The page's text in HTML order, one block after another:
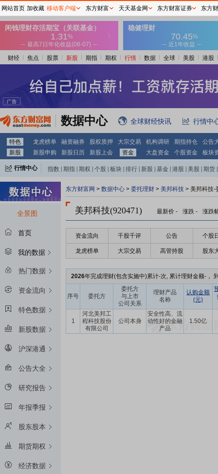
财经 焦点 股票 新股 期指 期权 行情 数据 全球 美股 港股
数据中心 全球财经快讯 行情中
特色 龙虎榜单 融资融券 股权质押 大宗交易 机构调研 期指持仓
公告
新股
新股申购 新股日历 新股上会 资金 大盘资金 个股资金 板块
行情中心 指数 期指 期权 个股 板块 排行 新股 基金 港股 美股 期货
全景图
首页
我的数据
热门数据
资金流向
特色数据
新股数据
沪深港通
公告大全
研究报告
年报季报
股东股本
期货期权
经济数据
东方财富网 > 数据中心 > 委托理财 > 美邦科技 > 美邦科技-
美邦科技(920471) 最新价 - 涨跌 - 涨跌
资金流向 千股千评 公告 个股
龙虎榜单 大宗交易 高管持股 股东
2026年完成理财(包含实施中)累计-次, 累计理财金额-，
序号 委托方
委托方
与上市
公司关系
理财产品
名称
认购金额
(元)
1
河北美邦工
程科技股份
有限公司
公司本身
安全性高、流
动性好的金融
产品
1.50亿
网站首页 加收藏 移动客户端 东方财富 天天基金网 东方财富证券 东方